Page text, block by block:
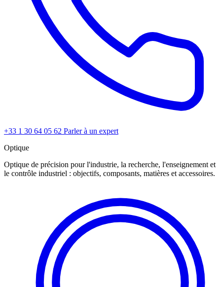
+33 1 30 64 05 62 Parler à un expert
Optique
Optique de précision pour l'industrie, la recherche, l'enseignement et
le contrôle industriel : objectifs, composants, matières et accessoires.